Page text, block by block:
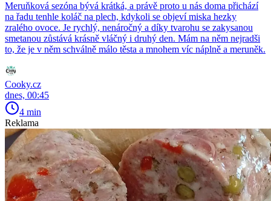
Meruňková sezóna bývá krátká, a právě proto u nás doma přichází
na řadu tenhle koláč na plech, kdykoli se objeví miska hezky
zralého ovoce. Je rychlý, nenáročný a díky tvarohu se zakysanou
smetanou zůstává krásně vláčný i druhý den. Mám na něm nejradši
to, že je v něm schválně málo těsta a mnohem víc náplně a meruněk.
Cooky.cz
dnes, 00:45
4 min
Reklama